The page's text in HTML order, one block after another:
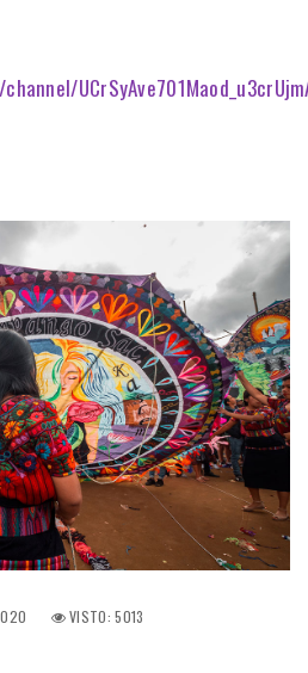
VISTO: 5013